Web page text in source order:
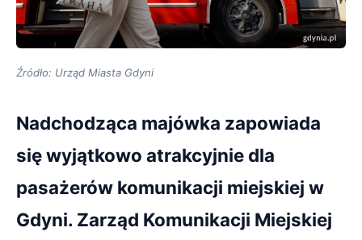
Źródło: Urząd Miasta Gdyni
Nadchodząca majówka zapowiada
się wyjątkowo atrakcyjnie dla
pasażerów komunikacji miejskiej w
Gdyni. Zarząd Komunikacji Miejskiej